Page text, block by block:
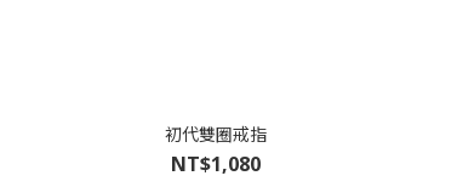
初代雙圈戒指
NT$1,080